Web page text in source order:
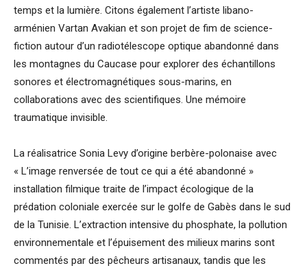
temps et la lumière. Citons également l’artiste libano-
arménien Vartan Avakian et son projet de fim de science-
fiction autour d’un radiotélescope optique abandonné dans
les montagnes du Caucase pour explorer des échantillons
sonores et électromagnétiques sous-marins, en
collaborations avec des scientifiques. Une mémoire
traumatique invisible.
La réalisatrice Sonia Levy d’origine berbère-polonaise avec
« L’image renversée de tout ce qui a été abandonné »
installation filmique traite de l’impact écologique de la
prédation coloniale exercée sur le golfe de Gabès dans le sud
de la Tunisie. L’extraction intensive du phosphate, la pollution
environnementale et l’épuisement des milieux marins sont
commentés par des pêcheurs artisanaux, tandis que les